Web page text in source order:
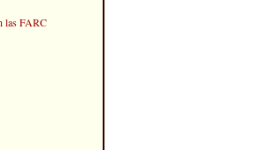
las FARC